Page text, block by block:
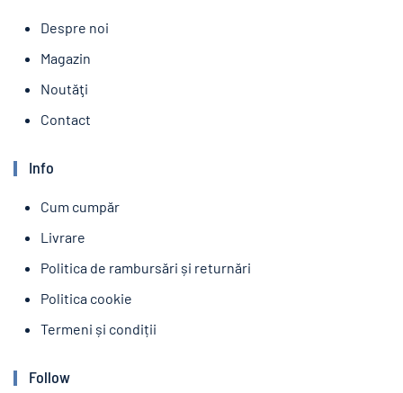
Despre noi
Magazin
Noutăţi
Contact
Info
Cum cumpăr
Livrare
Politica de rambursări și returnări
Politica cookie
Termeni și condiții
Follow